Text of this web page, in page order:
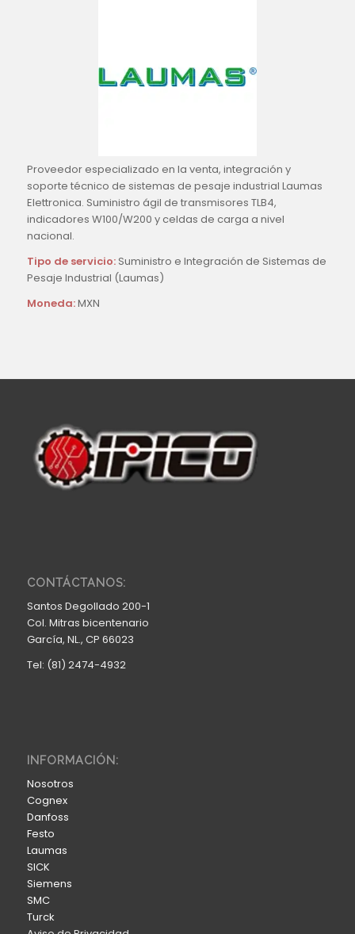
Proveedor especializado en la venta, integración y
soporte técnico de sistemas de pesaje industrial Laumas
Elettronica. Suministro ágil de transmisores TLB4,
indicadores W100/W200 y celdas de carga a nivel
nacional.
Tipo de servicio: Suministro e Integración de Sistemas de
Pesaje Industrial (Laumas)
Moneda:MXN
CONTÁCTANOS:
Santos Degollado 200-1
Col. Mitras bicentenario
García, NL., CP 66023
Tel: (81) 2474-4932
INFORMACIÓN:
Nosotros
Cognex
Danfoss
Festo
Laumas
SICK
Siemens
SMC
Turck